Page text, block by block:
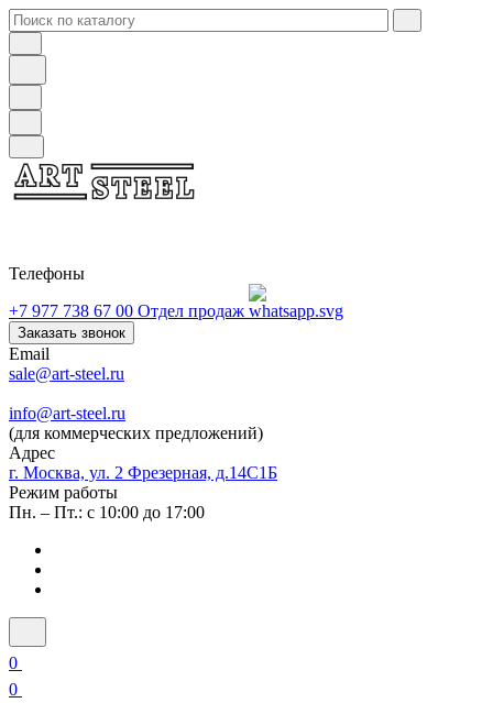
Телефоны
+7 977 738 67 00 Отдел продаж
Заказать звонок
Email
sale@art-steel.ru
info@art-steel.ru
(для коммерческих предложений)
Адрес
г. Москва, ул. 2 Фрезерная, д.14С1Б
Режим работы
Пн. – Пт.: с 10:00 до 17:00
0
0